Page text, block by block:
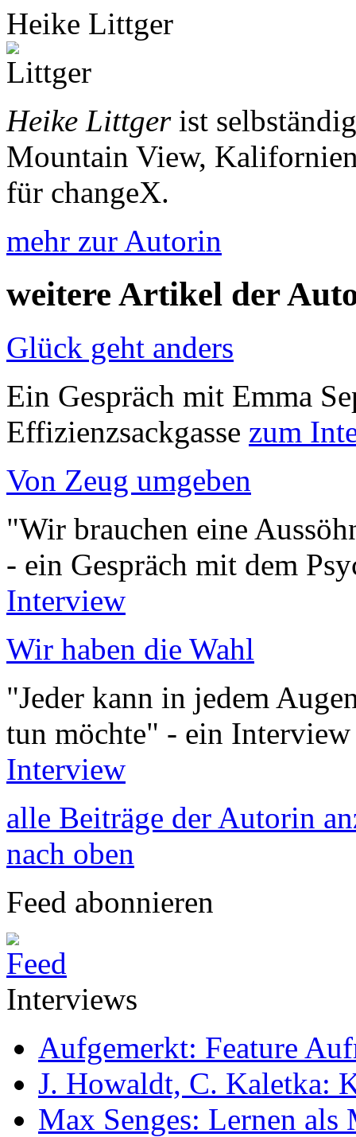
Heike Littger
Heike Littgerist
Mountain View,
für changeX.
mehr zur Autorin
weitere Artikel der
Glück geht anders
Ein Gespräch mit Emma
Effizienzsackgasse zum
Von Zeug umgeben
"Wir brauchen eine
- ein Gespräch mit dem
Interview
Wir haben die Wahl
"Jeder kann in jedem
tun möchte" - ein
Interview
alle Beiträge der Autorin
nach oben
Feed abonnieren
Interviews
Aufgemerkt: Feature
J. Howaldt, C. Kaletka:
Max Senges: Lernen als